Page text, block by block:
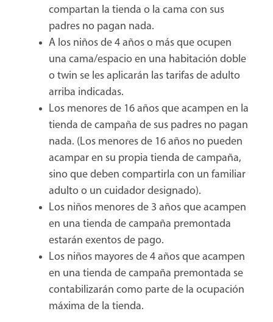
compartan la tienda o la cama con sus
padres no pagan nada.
A los niños de 4 años o más que ocupen
una cama/espacio en una habitación doble
o twin se les aplicarán las tarifas de adulto
arriba indicadas.
Los menores de 16 años que acampen en la
tienda de campaña de sus padres no pagan
nada. (Los menores de 16 años no pueden
acampar en su propia tienda de campaña,
sino que deben compartirla con un familiar
adulto o un cuidador designado).
Los niños menores de 3 años que acampen
en una tienda de campaña premontada
estarán exentos de pago.
Los niños mayores de 4 años que acampen
en una tienda de campaña premontada se
contabilizarán como parte de la ocupación
máxima de la tienda.